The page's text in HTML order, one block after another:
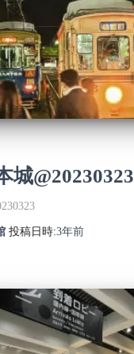
城@20230323
投稿日時:3年前